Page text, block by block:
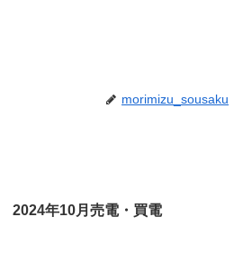
morimizu_sousaku
2024年10月売電・買電